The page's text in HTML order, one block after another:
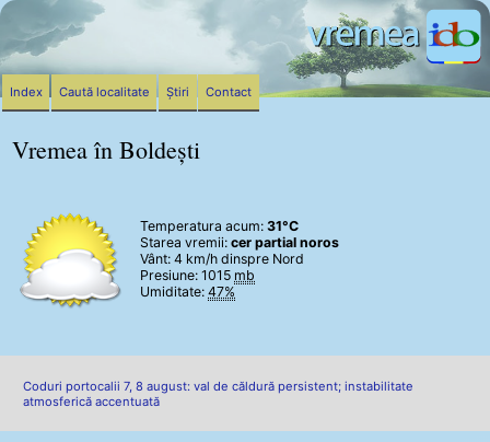
Vremea în Boldești
Temperatura acum: 31°C
Starea vremii: cer partial noros
Vânt: 4 km/h dinspre Nord
Presiune: 1015 mb
Umiditate: 47%
Coduri portocalii 7, 8 august: val de căldură persistent; instabilitate
atmosferică accentuată
Index Caută localitate Știri Contact